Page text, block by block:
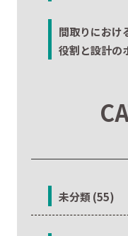
間取りにおけ
役割と設計の
未分類 (55)